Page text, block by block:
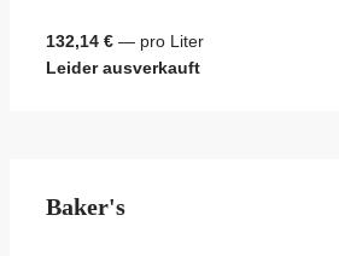
132,14 € — pro Liter
Leider ausverkauft
Baker's